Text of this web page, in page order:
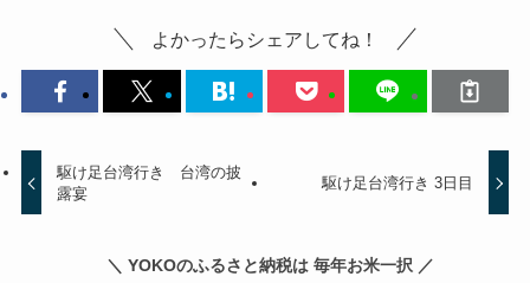
よかったらシェアしてね！
駆け足台湾行き 台湾の披
露宴
駆け足台湾行き 3日目
＼ YOKOのふるさと納税は 毎年お米一択 ／